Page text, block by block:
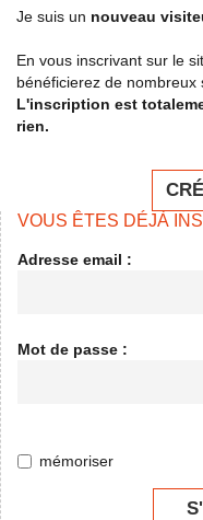
Je suis un nouveau
En vous inscrivant sur le
bénéficierez de nombreux
L'inscription est
rien.
VOUS ÊTES DÉJÀ
Adresse email :
Mot de passe :
mémoriser